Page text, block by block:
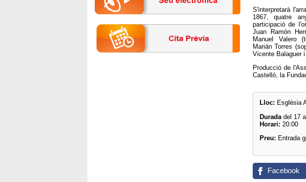
S'interpretarà
1867, quatre
participació de
Juan Ramón
Manuel Valero
Marián Torres
Vicente Balaguer
Producció de
Castelló, la
Lloc: Església
Duradadel 17
Horari: 20:00
Preu: Entrada
Facebook